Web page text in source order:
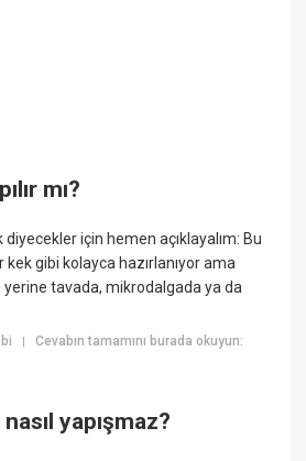
mı?
diyecekler için hemen açıklayalım: Bu
kek gibi kolayca hazırlanıyor ama
yerine tavada, mikrodalgada ya da
|Cevabın tamamını burada okuyun:
yapışmaz?